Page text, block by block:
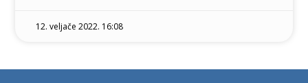
12. veljače 2022. 16:08